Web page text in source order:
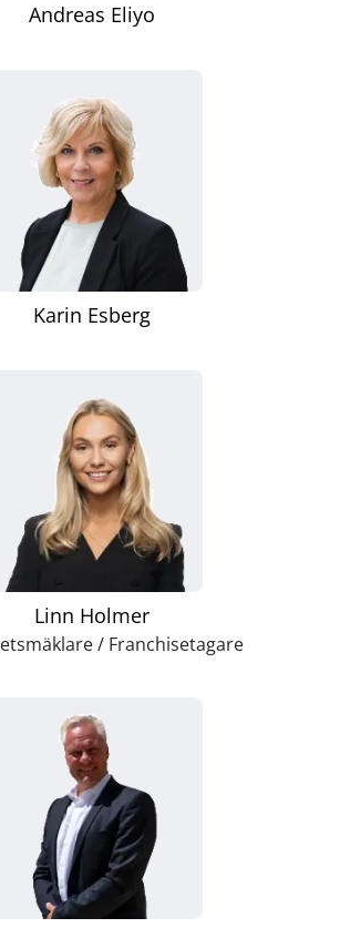
Andreas Eliyo
Karin Esberg
Linn Holmer
/ Franchisetagare